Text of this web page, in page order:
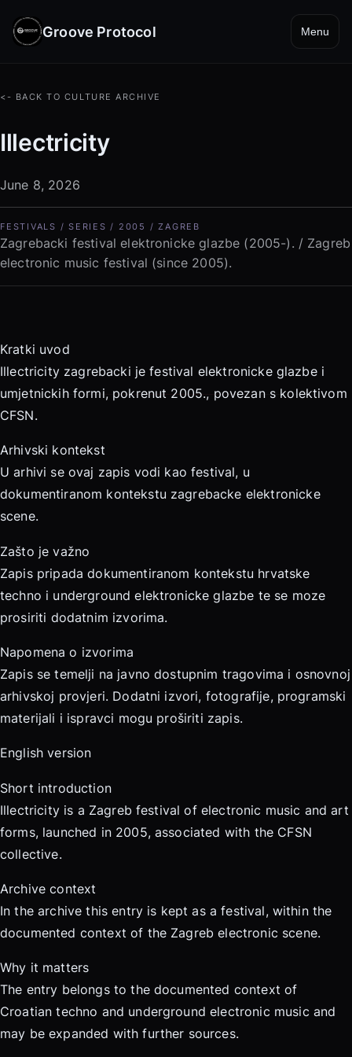
Groove Protocol Menu
<- BACK TO CULTURE ARCHIVE
Illectricity
June 8, 2026
FESTIVALS / SERIES / 2005 / ZAGREB
Zagrebacki festival elektronicke glazbe (2005-). / Zagreb
electronic music festival (since 2005).
Kratki uvod
Illectricity zagrebacki je festival elektronicke glazbe i
umjetnickih formi, pokrenut 2005., povezan s kolektivom
CFSN.
Arhivski kontekst
U arhivi se ovaj zapis vodi kao festival, u
dokumentiranom kontekstu zagrebacke elektronicke
scene.
Zašto je važno
Zapis pripada dokumentiranom kontekstu hrvatske
techno i underground elektronicke glazbe te se moze
prosiriti dodatnim izvorima.
Napomena o izvorima
Zapis se temelji na javno dostupnim tragovima i osnovnoj
arhivskoj provjeri. Dodatni izvori, fotografije, programski
materijali i ispravci mogu proširiti zapis.
English version
Short introduction
Illectricity is a Zagreb festival of electronic music and art
forms, launched in 2005, associated with the CFSN
collective.
Archive context
In the archive this entry is kept as a festival, within the
documented context of the Zagreb electronic scene.
Why it matters
The entry belongs to the documented context of
Croatian techno and underground electronic music and
may be expanded with further sources.